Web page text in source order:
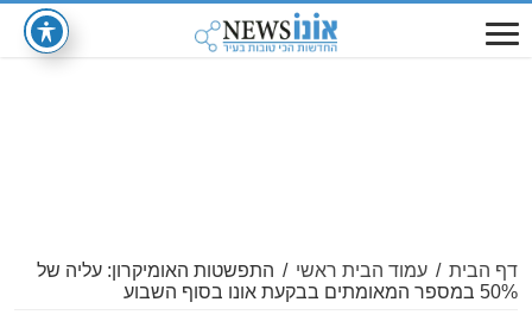
דף הבית / עמוד הבית ראשי / התפשטות האומיקרון: עליה של
50% במספר המאומתים בבקעת אונו בסוף השבוע